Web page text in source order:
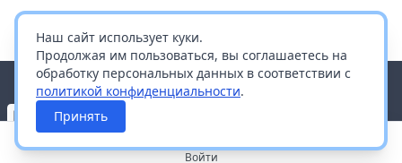
Наш сайт использует куки.
Продолжая им пользоваться, вы соглашаетесь на
обработку персональных данных в соответствии с
политикой конфиденциальности.
Принять
Войти